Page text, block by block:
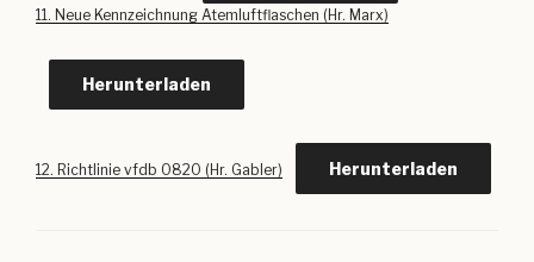
11. Neue Kennzeichnung Atemluftflaschen (Hr. Marx)
Herunterladen
12. Richtlinie vfdb 0820 (Hr. Gabler) Herunterladen